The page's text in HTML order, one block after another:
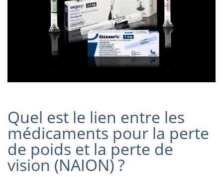
Quel est le lien entre les
médicaments pour la perte
de poids et la perte de
vision (NAION) ?